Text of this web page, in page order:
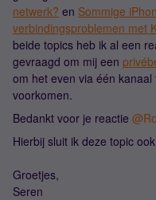
netwerk? en Sommige
verbindingsproblemen met
beide topics heb ik al een
gevraagd om mij een
om het even via één
voorkomen.
Bedankt voor je reactie
Hierbij sluit ik deze topic
Groetjes,
Seren